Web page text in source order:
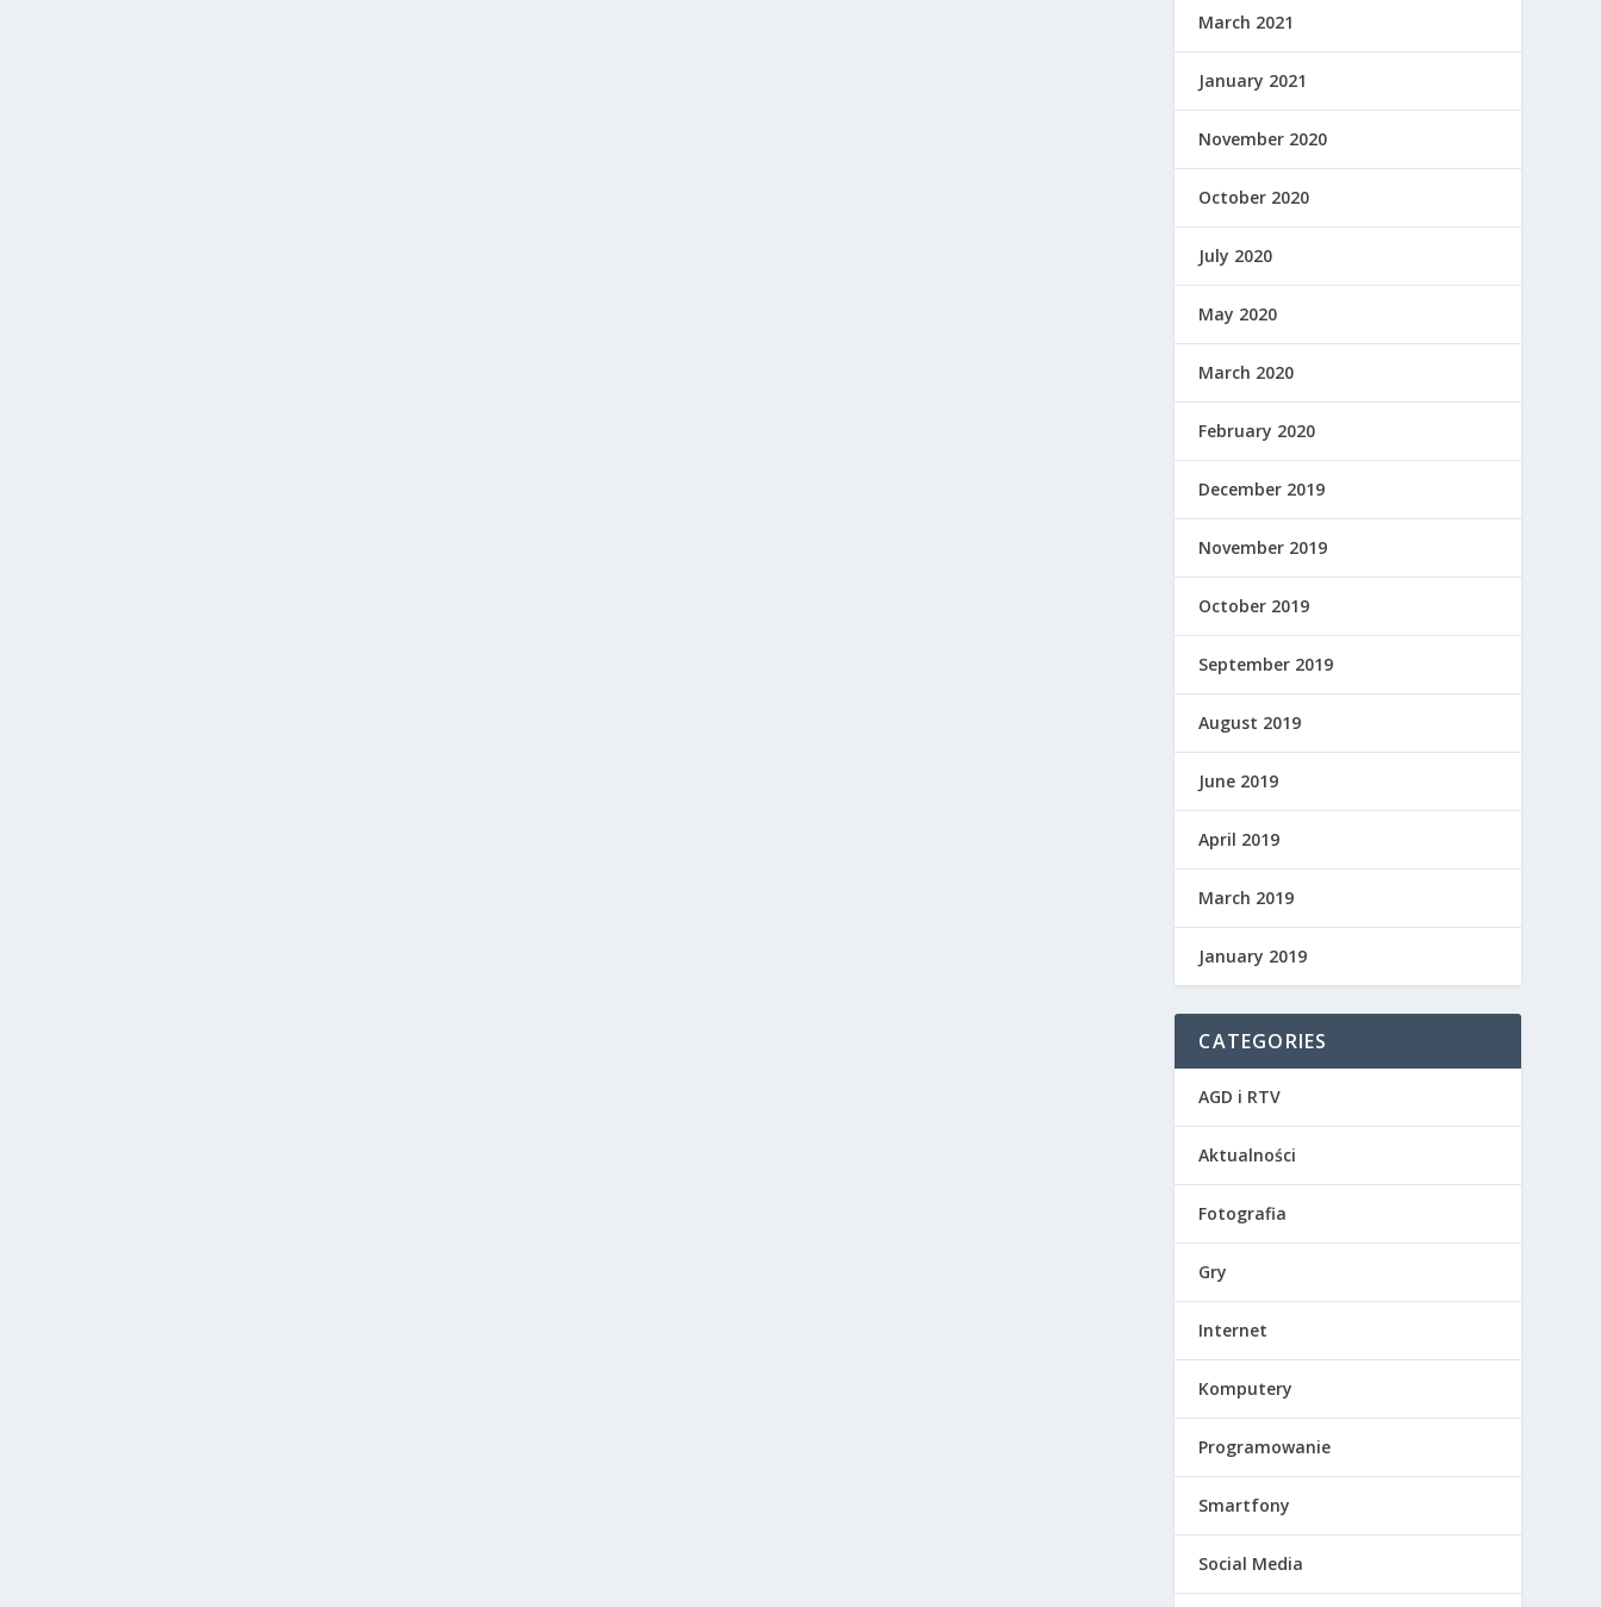
March 2021
January 2021
November 2020
October 2020
July 2020
May 2020
March 2020
February 2020
December 2019
November 2019
October 2019
September 2019
August 2019
June 2019
April 2019
March 2019
January 2019
CATEGORIES
AGD i RTV
Aktualności
Fotografia
Gry
Internet
Komputery
Programowanie
Smartfony
Social Media